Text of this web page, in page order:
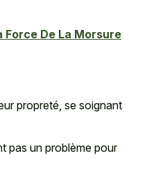
Force De La Morsure
propreté, se soignant
pas un problème pour